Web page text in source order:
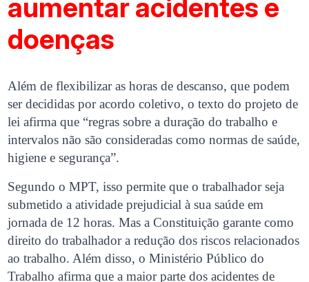
aumentar acidentes e
doenças
Além de flexibilizar as horas de descanso, que podem
ser decididas por acordo coletivo, o texto do projeto de
lei afirma que “regras sobre a duração do trabalho e
intervalos não são consideradas como normas de saúde,
higiene e segurança”.
Segundo o MPT, isso permite que o trabalhador seja
submetido a atividade prejudicial à sua saúde em
jornada de 12 horas. Mas a Constituição garante como
direito do trabalhador a redução dos riscos relacionados
ao trabalho. Além disso, o Ministério Público do
Trabalho afirma que a maior parte dos acidentes de